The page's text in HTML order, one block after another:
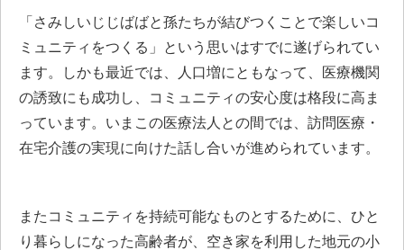
「さみしいじじばばと孫たちが結びつくことで楽しいコ
ミュニティをつくる」という思いはすでに遂げられてい
ます。しかも最近では、人口増にともなって、医療機関
の誘致にも成功し、コミュニティの安心度は格段に高ま
っています。いまこの医療法人との間では、訪問医療・
在宅介護の実現に向けた話し合いが進められています。
またコミュニティを持続可能なものとするために、ひと
り暮らしになった高齢者が、空き家を利用した地元の小